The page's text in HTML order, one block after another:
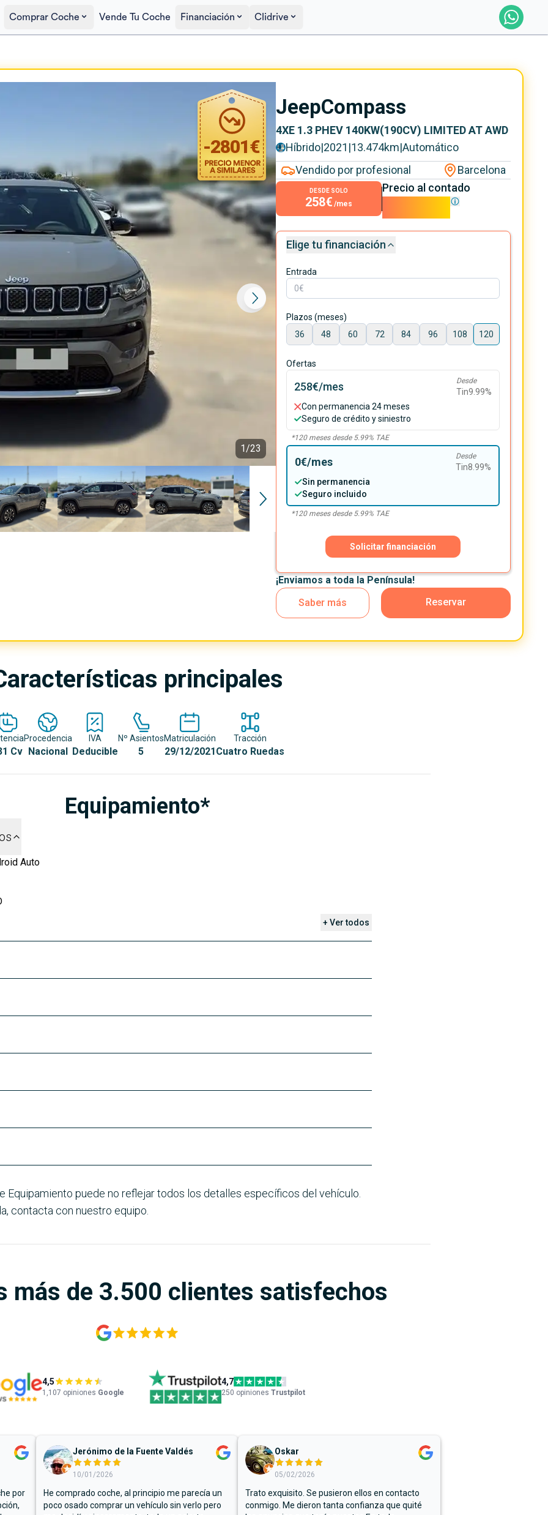
Comprar Coche Vende Tu Coche Financiación Clidrive
1/23
-2801€
23.400€
JeepCompass
4XE 1.3 PHEV 140KW(190CV) LIMITED AT AWD
Híbrido|2021 |13.474km|Automático
Vendido por profesional
Barcelona
DESDE SOLO
258€ /mes
Precio al contado
23.400€
Elige tu financiación
Entrada
Plazos (meses)
36
48 60 72 84 96 108 120
Ofertas
258€/mes Desde
Tin9.99%
Con permanencia 24 meses
Seguro de crédito y siniestro
*120meses desde 5.99% TAE
0€/mes Desde
Tin8.99%
Sin permanencia
Seguro incluido
*120meses desde 5.99% TAE
Solicitar financiación
¡Enviamos a toda la Península!
Saber más
Reservar
principales
Cv
Procedencia
Nacional
IVA
Deducible
Nº Asientos
5
Matriculación
29/12/2021
Tracción
Cuatro Ruedas
Equipamiento*
Auto
+ Ver todos
Equipamiento puede no reflejar todos los detalles específicos del vehículo.
contacta con nuestro equipo.
más de 3.500 clientes satisfechos
4,5
1,107 opiniones Google
4,7
250 opiniones Trustpilot
por
Jerónimo de la Fuente Valdés
10/01/2026
He comprado coche, al principio me parecía un
poco osado comprar un vehículo sin verlo pero
Oskar
05/02/2026
Trato exquisito. Se pusieron ellos en contacto
conmigo. Me dieron tanta confianza que quité